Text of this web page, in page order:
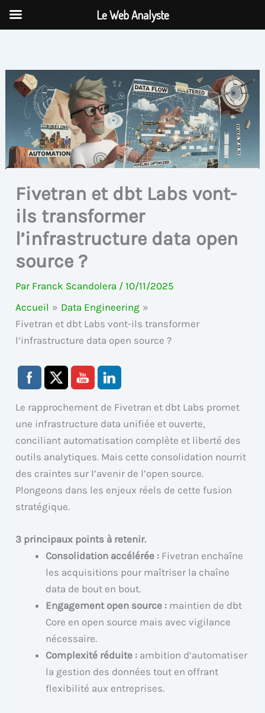
Aller
Fivetran et dbt Labs vont-
ils transformer
l’infrastructure data open
source ?
Par Franck Scandolera /10/11/2025
Accueil
Data Engineering
Fivetran et dbt Labs vont-ils transformer
l’infrastructure data open source ?
Le rapprochement de Fivetran et dbt Labs promet
une infrastructure data unifiée et ouverte,
conciliant automatisation complète et liberté des
outils analytiques. Mais cette consolidation nourrit
des craintes sur l’avenir de l’open source.
Plongeons dans les enjeux réels de cette fusion
stratégique.
3 principaux points à retenir.
Consolidation accélérée : Fivetran enchaîne
les acquisitions pour maîtriser la chaîne
data de bout en bout.
Engagement open source : maintien de dbt
Core en open source mais avec vigilance
nécessaire.
Complexité réduite : ambition d’automatiser
la gestion des données tout en offrant
flexibilité aux entreprises.
Le Web Analyste